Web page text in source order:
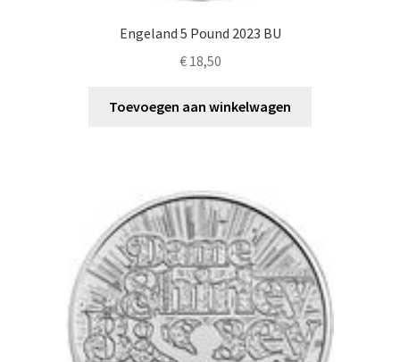
Engeland 5 Pound 2023 BU
€18,50
Toevoegen aan winkelwagen